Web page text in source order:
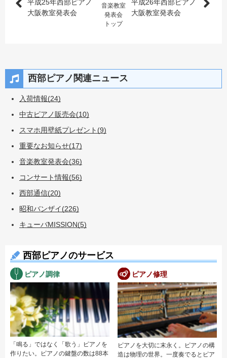
平成25年西部ピアノ
大阪教室発表会
音楽教室
発表会
トップ
平成26年西部ピアノ
大阪教室発表会
西部ピアノ関連ニュース
入荷情報(24)
中古ピアノ販売会(10)
スマホ用壁紙プレゼント(9)
重要なお知らせ(17)
音楽教室発表会(36)
コンサート情報(56)
西部通信(20)
昭和バンザイ(226)
キューバMISSION(5)
西部ピアノのサービス
ピアノ調律
「鳴る」ではなく「歌う」ピアノを
作りたい。ピアノの鍵盤の数は88本
ピアノ修理
ピアノを大切に末永く。ピアノの構
造は物理の世界。一度奏でるとピア